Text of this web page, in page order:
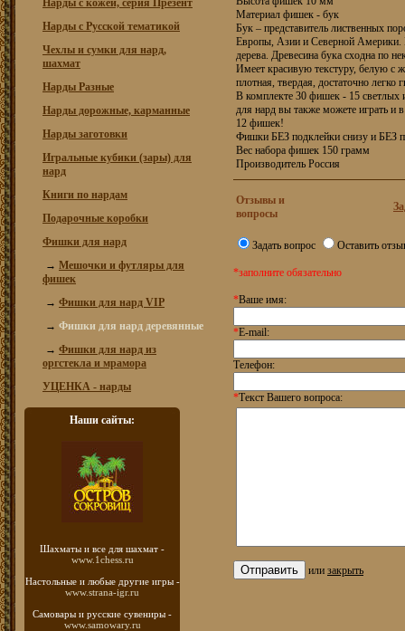
Нарды с кожей, серия Презент
Нарды с Русской тематикой
Чехлы и сумки для нард,
шахмат
Нарды Разные
Нарды дорожные, карманные
Нарды заготовки
Игральные кубики (зары) для
нард
Книги по нардам
Подарочные коробки
Фишки для нард
→ Мешочки и футляры для
фишек
→ Фишки для нард VIP
→ Фишки для нард деревянные
→ Фишки для нард из
оргстекла и мрамора
УЦЕНКА - нарды
Наши сайты:
Шахматы и все для шахмат -
www.1chess.ru
Настольные и любые другие игры -
www.strana-igr.ru
Самовары и русские сувениры -
www.samowary.ru
Материал фишек - бук
Бук – представитель лиственных
Европы, Азии и Северной Америки.
дерева. Древесина бука сходна по
Имеет красивую текстуру, белую с
плотная, твердая, достаточно легко
В комплекте 30 фишек - 15
для нард вы также можете играть
12 фишек!
Фишки БЕЗ подклейки снизу и БЕЗ
Вес набора фишек 150 грамм
Производитель Россия
Отзывы и
вопросы
Задать вопрос Оставить
*заполните обязательно
*Ваше имя:
*E-mail:
Телефон:
*Текст Вашего вопроса:
или закрыть